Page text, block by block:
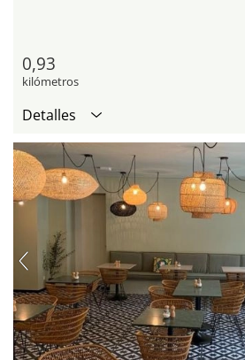
0,93
kilómetros
Detalles